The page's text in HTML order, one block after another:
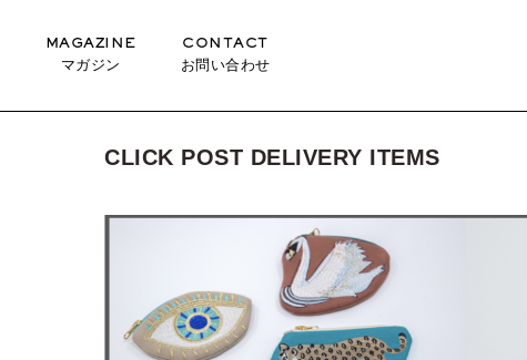
MAGAZINE
マガジン
CONTACT
お問い合わせ
CLICK POST DELIVERY ITEMS